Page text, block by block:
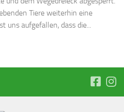
Tiere weiterhin eine
uns aufgefallen, dass die...